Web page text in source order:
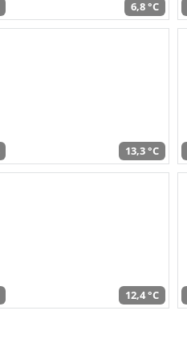
6,8 °C
13,3 °C
12,4 °C